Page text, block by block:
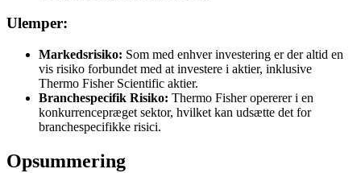
Ulemper:
Markedsrisiko: Som med enhver investering er der altid en
vis risiko forbundet med at investere i aktier, inklusive
Thermo Fisher Scientific aktier.
Branchespecifik Risiko: Thermo Fisher opererer i en
konkurrencepræget sektor, hvilket kan udsætte det for
branchespecifikke risici.
Opsummering